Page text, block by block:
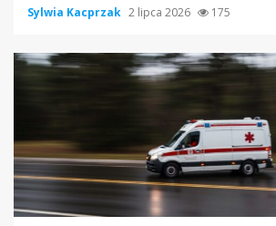
Sylwia Kacprzak 2 lipca 2026 175